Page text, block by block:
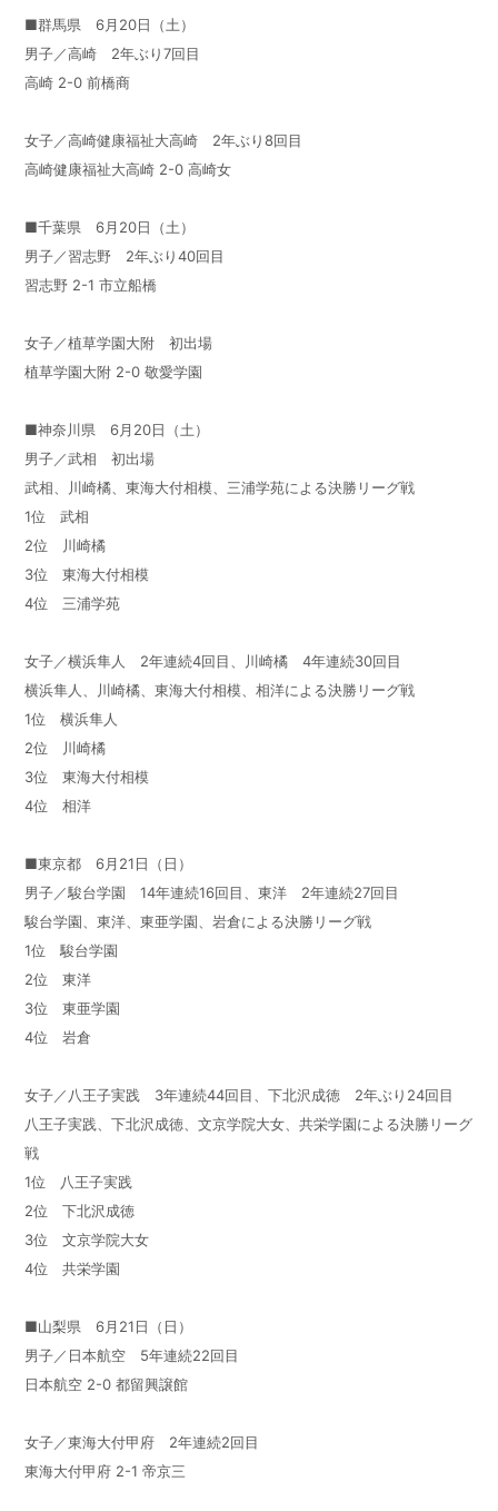
■群馬県 6月20日（土）
男子／高崎 2年ぶり7回目
高崎 2-0 前橋商
女子／高崎健康福祉大高崎 2年ぶり8回目
高崎健康福祉大高崎 2-0 高崎女
■千葉県 6月20日（土）
男子／習志野 2年ぶり40回目
習志野 2-1 市立船橋
女子／植草学園大附 初出場
植草学園大附 2-0 敬愛学園
■神奈川県 6月20日（土）
男子／武相 初出場
武相、川崎橘、東海大付相模、三浦学苑による決勝リーグ戦
1位 武相
2位 川崎橘
3位 東海大付相模
4位 三浦学苑
女子／横浜隼人 2年連続4回目、川崎橘 4年連続30回目
横浜隼人、川崎橘、東海大付相模、相洋による決勝リーグ戦
1位 横浜隼人
2位 川崎橘
3位 東海大付相模
4位 相洋
■東京都 6月21日（日）
男子／駿台学園 14年連続16回目、東洋 2年連続27回目
駿台学園、東洋、東亜学園、岩倉による決勝リーグ戦
1位 駿台学園
2位 東洋
3位 東亜学園
4位 岩倉
女子／八王子実践 3年連続44回目、下北沢成徳 2年ぶり24回目
八王子実践、下北沢成徳、文京学院大女、共栄学園による決勝リーグ
戦
1位 八王子実践
2位 下北沢成徳
3位 文京学院大女
4位 共栄学園
■山梨県 6月21日（日）
男子／日本航空 5年連続22回目
日本航空 2-0 都留興譲館
女子／東海大付甲府 2年連続2回目
東海大付甲府 2-1 帝京三